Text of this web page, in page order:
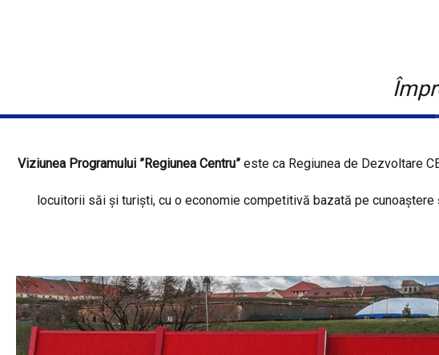
Viziunea Programului ”Regiunea Centru”este ca Regiunea de Dezvoltare
locuitorii săi și turiști, cu o economie competitivă bazată pe